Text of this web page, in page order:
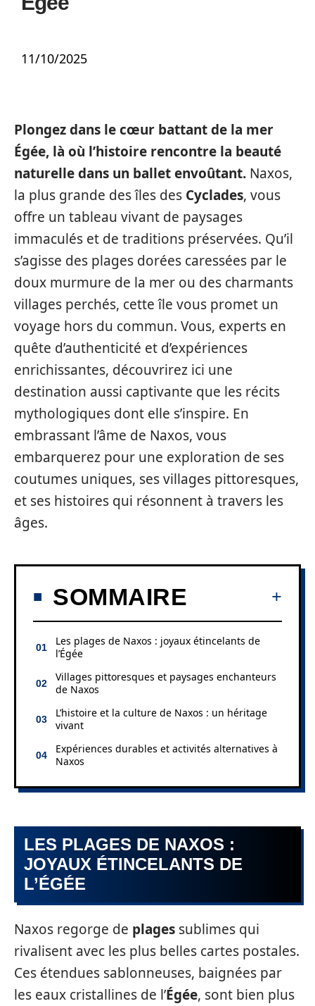
11/10/2025
Plongez dans le cœur battant de la mer
Égée, là où l’histoire rencontre la beauté
naturelle dans un ballet envoûtant. Naxos,
la plus grande des îles des Cyclades, vous
offre un tableau vivant de paysages
immaculés et de traditions préservées. Qu’il
s’agisse des plages dorées caressées par le
doux murmure de la mer ou des charmants
villages perchés, cette île vous promet un
voyage hors du commun. Vous, experts en
quête d’authenticité et d’expériences
enrichissantes, découvrirez ici une
destination aussi captivante que les récits
mythologiques dont elle s’inspire. En
embrassant l’âme de Naxos, vous
embarquerez pour une exploration de ses
coutumes uniques, ses villages pittoresques,
et ses histoires qui résonnent à travers les
âges.
SOMMAIRE
Les plages de Naxos : joyaux étincelants de
l’Égée
Villages pittoresques et paysages enchanteurs
de Naxos
L’histoire et la culture de Naxos : un héritage
vivant
Expériences durables et activités alternatives à
Naxos
LES PLAGES DE NAXOS :
JOYAUX ÉTINCELANTS DE
L’ÉGÉE
Naxos regorge de plages sublimes qui
rivalisent avec les plus belles cartes postales.
Ces étendues sablonneuses, baignées par
les eaux cristallines de l’Égée, sont bien plus